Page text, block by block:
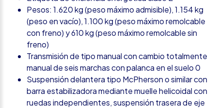
Pesos: 1.620 kg (peso máximo admisible), 1.154 kg
(peso en vacío), 1.100 kg (peso máximo remolcable
con freno) y 610 kg (peso máximo remolcable sin
freno)
Transmisión de tipo manual con cambio totalmente
manual de seis marchas con palanca en el suelo 0
Suspensión delantera tipo McPherson o similar con
barra estabilizadora mediante muelle helicoidal con
ruedas independientes, suspensión trasera de eje